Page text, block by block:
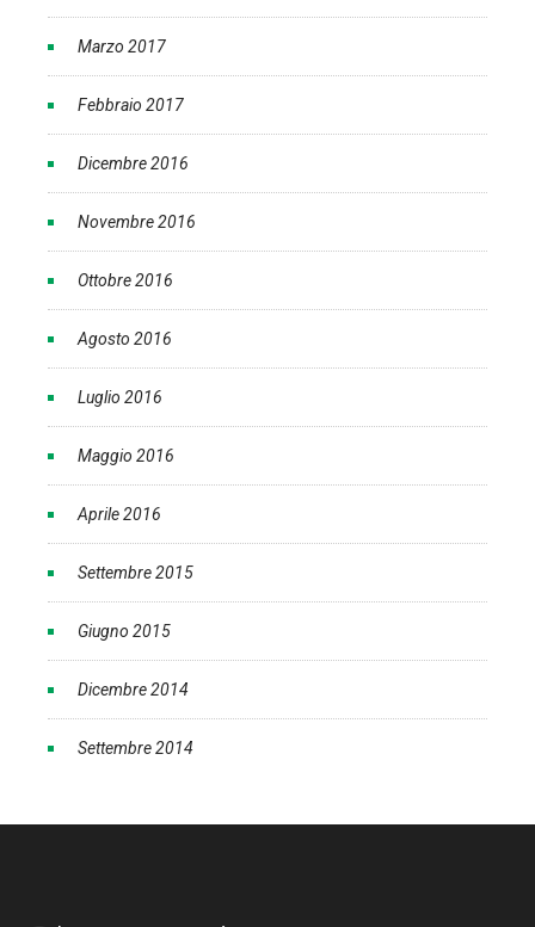
Marzo 2017
Febbraio 2017
Dicembre 2016
Novembre 2016
Ottobre 2016
Agosto 2016
Luglio 2016
Maggio 2016
Aprile 2016
Settembre 2015
Giugno 2015
Dicembre 2014
Settembre 2014